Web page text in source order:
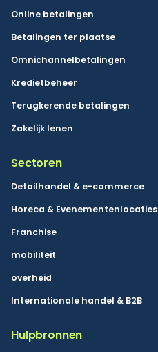
Online betalingen
Betalingen ter plaatse
Omnichannelbetalingen
Kredietbeheer
Terugkerende betalingen
Zakelijk lenen
Sectoren
Detailhandel & e-commerce
Horeca & Evenementenlocaties
Franchise
mobiliteit
overheid
Internationale handel & B2B
Hulpbronnen